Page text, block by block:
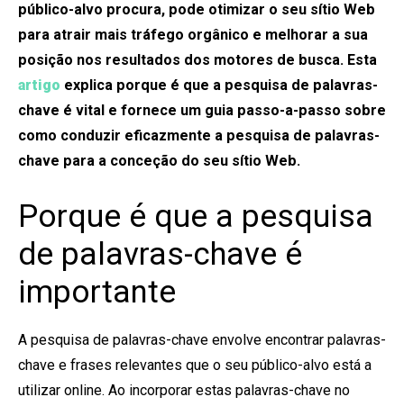
público-alvo procura, pode otimizar o seu sítio Web
para atrair mais tráfego orgânico e melhorar a sua
posição nos resultados dos motores de busca. Esta
artigo explica porque é que a pesquisa de palavras-
chave é vital e fornece um guia passo-a-passo sobre
como conduzir eficazmente a pesquisa de palavras-
chave para a conceção do seu sítio Web.
Porque é que a pesquisa
de palavras-chave é
importante
A pesquisa de palavras-chave envolve encontrar palavras-
chave e frases relevantes que o seu público-alvo está a
utilizar online. Ao incorporar estas palavras-chave no